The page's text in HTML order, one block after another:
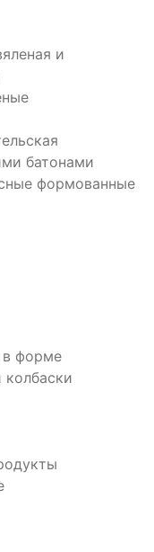
и
батонами
формованные
в форме